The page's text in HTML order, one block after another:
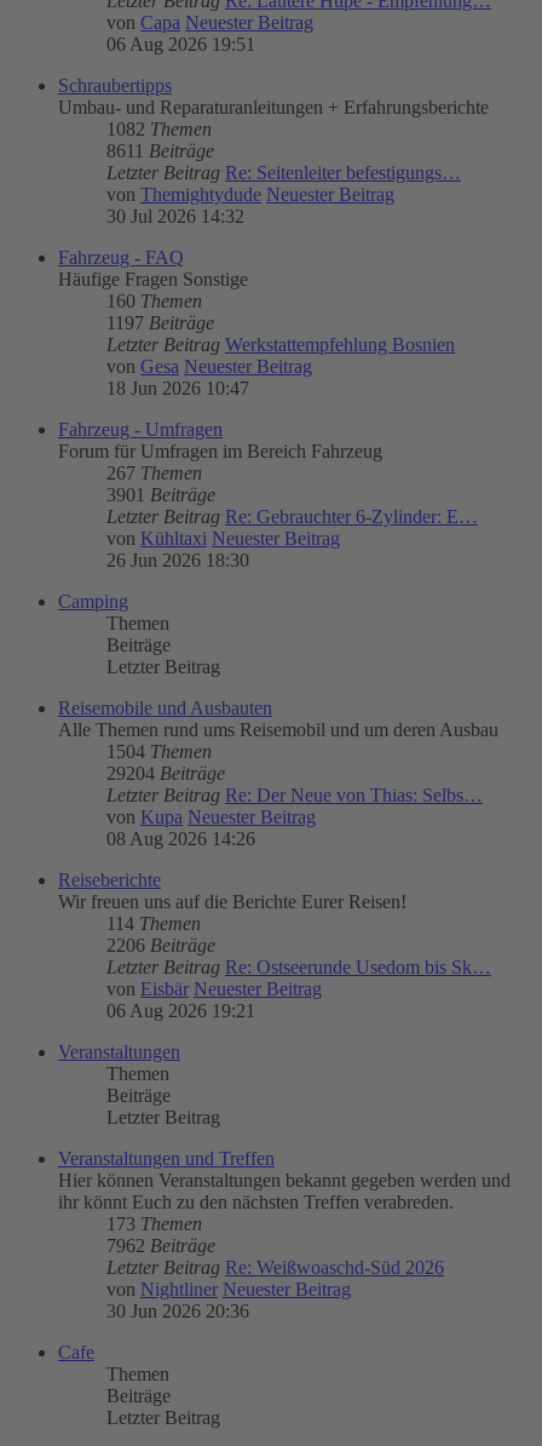
von Capa Neuester Beitrag
06 Aug 2026 19:51
Schraubertipps
Umbau- und Reparaturanleitungen + Erfahrungsberichte
1082 Themen
8611 Beiträge
Letzter Beitrag Re: Seitenleiter befestigungs…
von Themightydude Neuester Beitrag
30 Jul 2026 14:32
Fahrzeug - FAQ
Häufige Fragen Sonstige
160 Themen
1197 Beiträge
Letzter Beitrag Werkstattempfehlung Bosnien
von Gesa Neuester Beitrag
18 Jun 2026 10:47
Fahrzeug - Umfragen
Forum für Umfragen im Bereich Fahrzeug
267 Themen
3901 Beiträge
Letzter Beitrag Re: Gebrauchter 6-Zylinder: E…
von Kühltaxi Neuester Beitrag
26 Jun 2026 18:30
Camping
Themen
Beiträge
Letzter Beitrag
Reisemobile und Ausbauten
Alle Themen rund ums Reisemobil und um deren Ausbau
1504 Themen
29204 Beiträge
Letzter Beitrag Re: Der Neue von Thias: Selbs…
von Kupa Neuester Beitrag
08 Aug 2026 14:26
Reiseberichte
Wir freuen uns auf die Berichte Eurer Reisen!
114 Themen
2206 Beiträge
Letzter Beitrag Re: Ostseerunde Usedom bis Sk…
von Eisbär Neuester Beitrag
06 Aug 2026 19:21
Veranstaltungen
Themen
Beiträge
Letzter Beitrag
Veranstaltungen und Treffen
Hier können Veranstaltungen bekannt gegeben werden und
ihr könnt Euch zu den nächsten Treffen verabreden.
173 Themen
7962 Beiträge
Letzter Beitrag Re: Weißwoaschd-Süd 2026
von Nightliner Neuester Beitrag
30 Jun 2026 20:36
Cafe
Themen
Beiträge
Letzter Beitrag